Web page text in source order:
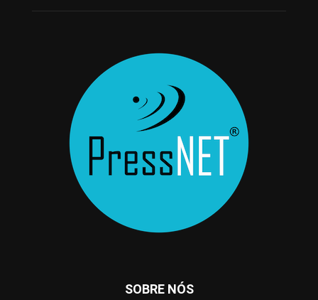
SOBRE NÓS